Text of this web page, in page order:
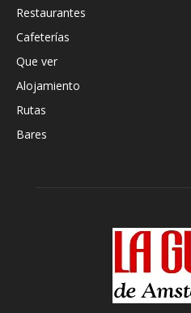
Restaurantes
Cafeterías
Que ver
Alojamiento
Rutas
Bares